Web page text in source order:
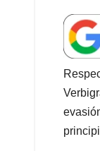
a
t
s
A
p
p